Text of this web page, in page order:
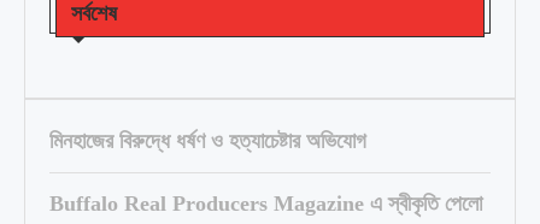
সর্বশেষ
মিনহাজের বিরুদ্ধে ধর্ষণ ও হত্যাচেষ্টার অভিযোগ
Buffalo Real Producers Magazine এ স্বীকৃতি পেলো